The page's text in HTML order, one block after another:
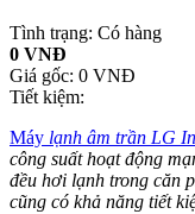
Tình trạng: Có hàng
0 VNĐ
Giá gốc: 0 VNĐ
Tiết kiệm:
Máy lạnh âm trần LG
công suất hoạt động
đều hơi lạnh trong căn
cũng có khả năng tiết